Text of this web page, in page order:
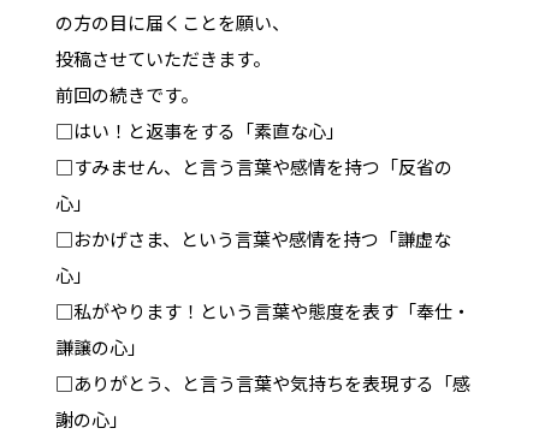
の方の目に届くことを願い、
投稿させていただきます。
前回の続きです。
□はい！と返事をする「素直な心」
□すみません、と言う言葉や感情を持つ「反省の
心」
□おかげさま、という言葉や感情を持つ「謙虚な
心」
□私がやります！という言葉や態度を表す「奉仕・
謙譲の心」
□ありがとう、と言う言葉や気持ちを表現する「感
謝の心」